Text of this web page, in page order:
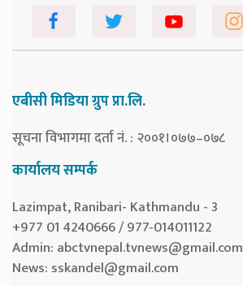
एबीसी मिडिया ग्रुप प्रा.लि.
सूचना विभागमा दर्ता नं. : २००१।०७७–०७८
कार्यालय सम्पर्क
Lazimpat, Ranibari- Kathmandu - 3
+977 01 4240666 / 977-014011122
Admin: abctvnepal.tvnews@gmail.com
News: sskandel@gmail.com